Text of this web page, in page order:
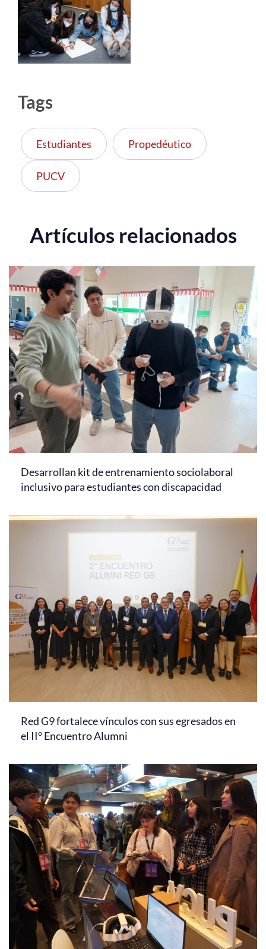
Tags
Estudiantes Propedéutico
PUCV
Artículos relacionados
Desarrollan kit de entrenamiento sociolaboral
inclusivo para estudiantes con discapacidad
Red G9 fortalece vínculos con sus egresados en
el II° Encuentro Alumni